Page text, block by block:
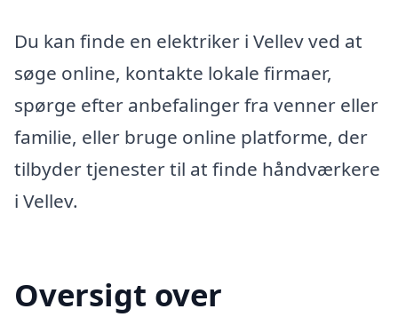
Du kan finde en elektriker i Vellev ved at
søge online, kontakte lokale firmaer,
spørge efter anbefalinger fra venner eller
familie, eller bruge online platforme, der
tilbyder tjenester til at finde håndværkere
i Vellev.
Oversigt over